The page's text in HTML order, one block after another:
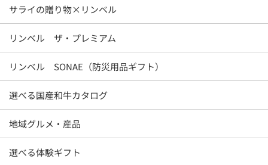
サライの贈り物×リンベル
リンベル ザ・プレミアム
リンベル SONAE（防災用品ギフト）
選べる国産和牛カタログ
地域グルメ・産品
選べる体験ギフト